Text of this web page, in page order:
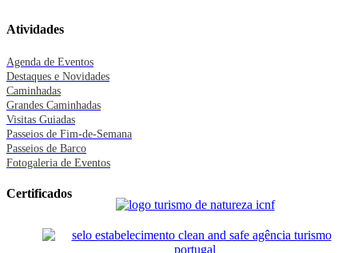
Atividades
Agenda de Eventos
Destaques e Novidades
Caminhadas
Grandes Caminhadas
Visitas Guiadas
Passeios de Fim-de-Semana
Passeios de Barco
Fotogaleria de Eventos
Certificados